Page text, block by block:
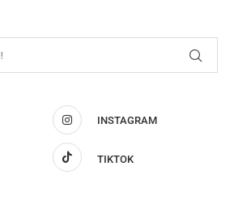
INSTAGRAM
TIKTOK